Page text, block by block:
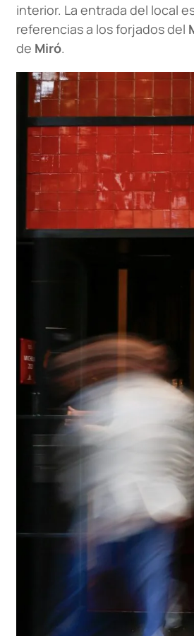
interior. La entrada del local
referencias a los forjados del
de Miró.